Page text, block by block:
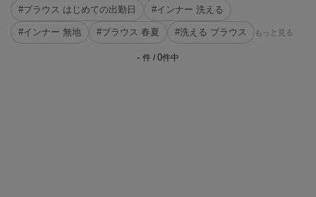
#ブラウス はじめての出勤日 #インナー 洗える
#インナー 無地 #ブラウス 春夏 #洗える ブラウス もっと見る
- 件 / 0件中